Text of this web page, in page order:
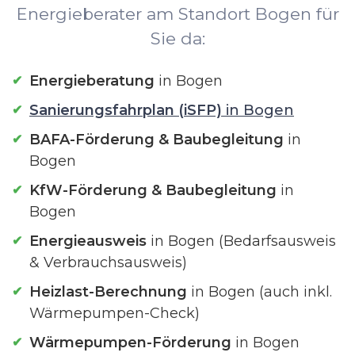
Energieberater am Standort Bogen für
Sie da:
Energieberatung in Bogen
Sanierungsfahrplan (iSFP) in Bogen
BAFA-Förderung & Baubegleitung in
Bogen
KfW-Förderung & Baubegleitung in
Bogen
Energieausweis in Bogen (Bedarfsausweis
& Verbrauchsausweis)
Heizlast-Berechnung in Bogen (auch inkl.
Wärmepumpen-Check)
Wärmepumpen-Förderung in Bogen